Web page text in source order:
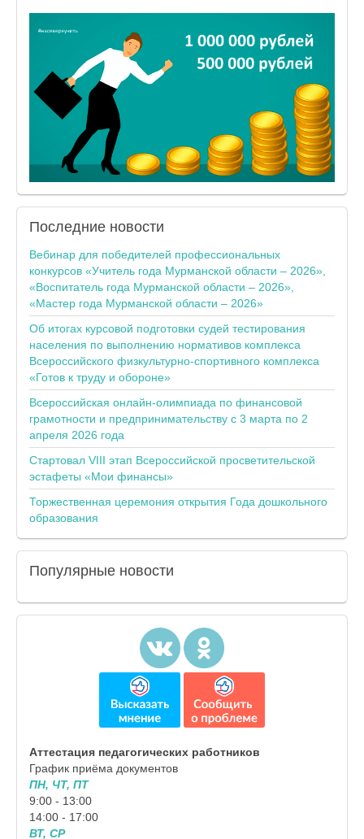
Последние новости
Вебинар для победителей профессиональных
конкурсов «Учитель года Мурманской области – 2026»,
«Воспитатель года Мурманской области – 2026»,
«Мастер года Мурманской области – 2026»
Об итогах курсовой подготовки судей тестирования
населения по выполнению нормативов комплекса
Всероссийского физкультурно-спортивного комплекса
«Готов к труду и обороне»
Всероссийская онлайн-олимпиада по финансовой
грамотности и предпринимательству с 3 марта по 2
апреля 2026 года
Стартовал VIII этап Всероссийской просветительской
эстафеты «Мои финансы»
Торжественная церемония открытия Года дошкольного
образования
Популярные новости
Аттестация педагогических работников
График приёма документов
ПН, ЧТ, ПТ
9:00 - 13:00
14:00 - 17:00
ВТ, СР